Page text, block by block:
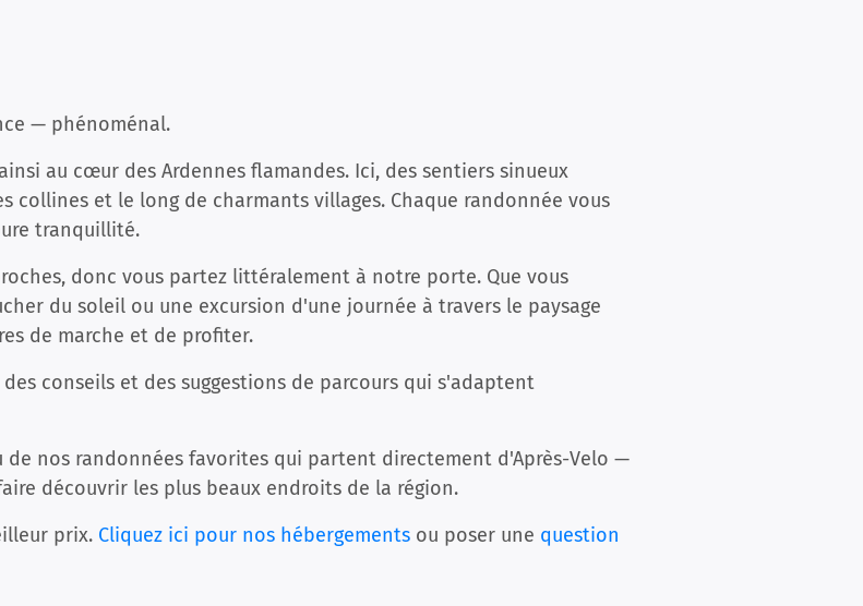
— phénoménal.
au cœur des Ardennes flamandes. Ici, des sentiers sinueux
collines et le long de charmants villages. Chaque randonnée vous
tranquillité.
donc vous partez littéralement à notre porte. Que vous
du soleil ou une excursion d'une journée à travers le paysage
de marche et de profiter.
conseils et des suggestions de parcours qui s'adaptent
de nos randonnées favorites qui partent directement d'Après-Velo —
découvrir les plus beaux endroits de la région.
prix. Cliquez ici pour nos hébergements ou poser une question